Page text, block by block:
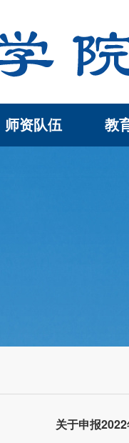
师资队伍 教
关于申报